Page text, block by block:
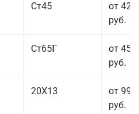
Ст45
от 42
руб.
Ст65Г
от 45
руб.
20Х13
от 99
руб.